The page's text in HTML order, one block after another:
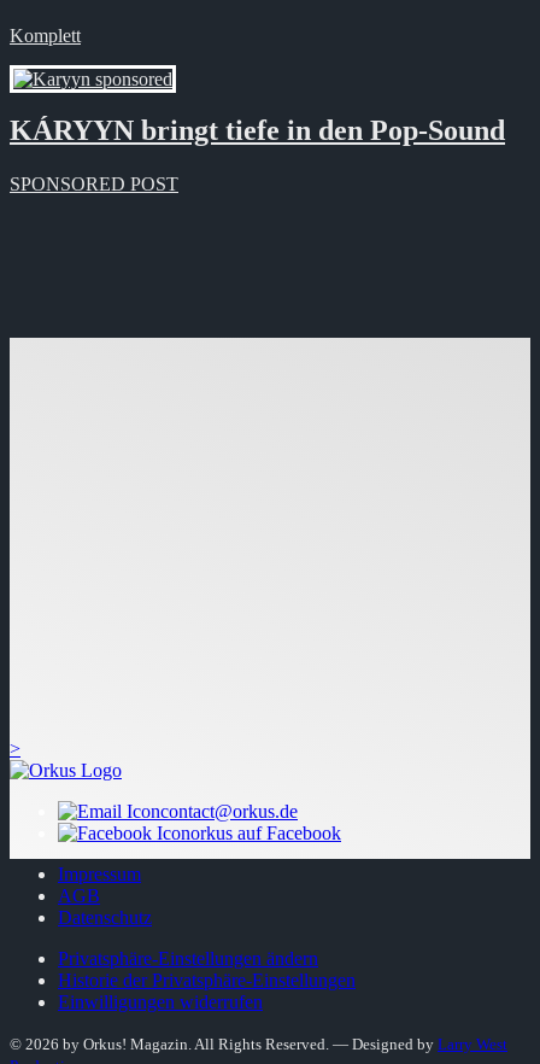
Komplett
KÁRYYN bringt tiefe in den Pop-Sound
SPONSORED POST
>
contact@orkus.de
orkus auf Facebook
Impressum
AGB
Datenschutz
Privatsphäre-Einstellungen ändern
Historie der Privatsphäre-Einstellungen
Einwilligungen widerrufen
© 2026 by Orkus! Magazin. All Rights Reserved. ― Designed by Larry West